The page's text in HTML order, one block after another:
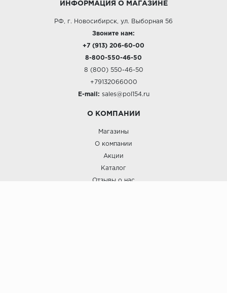
ИНФОРМАЦИЯ О МАГАЗИНЕ
РФ, г. Новосибирск, ул. Выборная 56
Звоните нам:
+7 (913) 206-60-00
8-800-550-46-50
8 (800) 550-46-50
+79132066000
E-mail: sales@pol154.ru
О КОМПАНИИ
Магазины
О компании
Акции
Каталог
Отзывы о нас